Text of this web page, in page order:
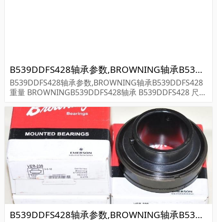
B539DDFS428轴承参数,BROWNING轴承B539DDFS428重量
B539DDFS428轴承参数,BROWNING轴承B539DDFS428
重量 BROWNINGB539DDFS428轴承 B539DDFS428 尺寸
WNING轴承B5...
B539DDFS428轴承参数,BROWNING轴承B539DDFS428重量